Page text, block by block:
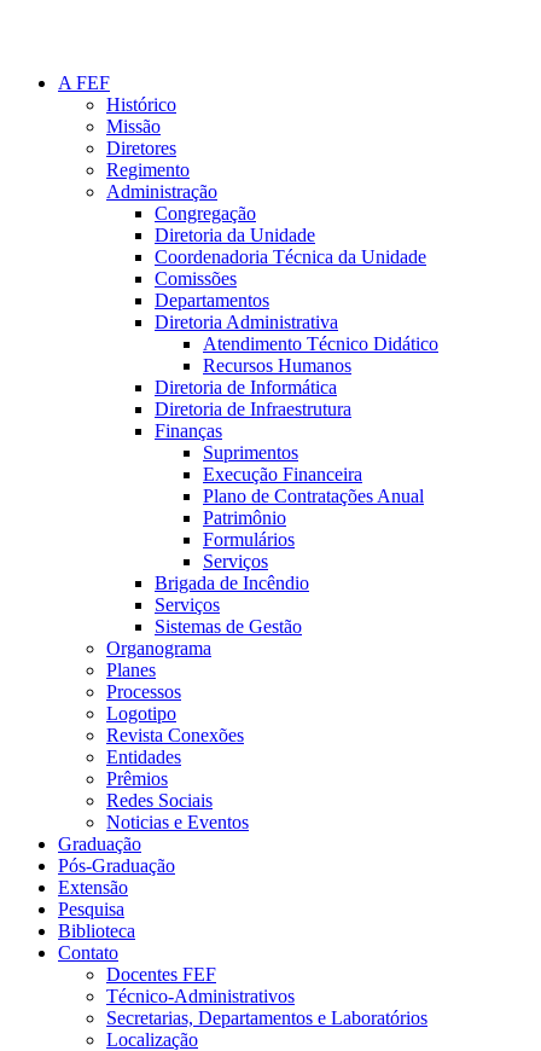
A FEF
Histórico
Missão
Diretores
Regimento
Administração
Congregação
Diretoria da Unidade
Coordenadoria Técnica da Unidade
Comissões
Departamentos
Diretoria Administrativa
Atendimento Técnico Didático
Recursos Humanos
Diretoria de Informática
Diretoria de Infraestrutura
Finanças
Suprimentos
Execução Financeira
Plano de Contratações Anual
Patrimônio
Formulários
Serviços
Brigada de Incêndio
Serviços
Sistemas de Gestão
Organograma
Planes
Processos
Logotipo
Revista Conexões
Entidades
Prêmios
Redes Sociais
Noticias e Eventos
Graduação
Pós-Graduação
Extensão
Pesquisa
Biblioteca
Contato
Docentes FEF
Técnico-Administrativos
Secretarias, Departamentos e Laboratórios
Localização